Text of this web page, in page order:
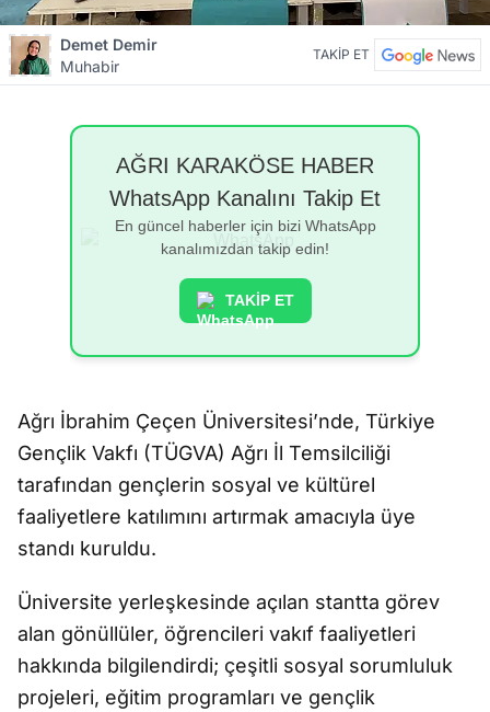
Demet Demir
Muhabir
TAKİP ET
AĞRI KARAKÖSE HABER
WhatsApp Kanalını Takip Et
En güncel haberler için bizi WhatsApp
kanalımızdan takip edin!
TAKİP ET
Ağrı İbrahim Çeçen Üniversitesi’nde, Türkiye
Gençlik Vakfı (TÜGVA) Ağrı İl Temsilciliği
tarafından gençlerin sosyal ve kültürel
faaliyetlere katılımını artırmak amacıyla üye
standı kuruldu.
Üniversite yerleşkesinde açılan stantta görev
alan gönüllüler, öğrencileri vakıf faaliyetleri
hakkında bilgilendirdi; çeşitli sosyal sorumluluk
projeleri, eğitim programları ve gençlik